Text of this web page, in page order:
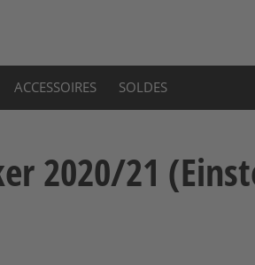
ACCESSOIRES SOLDES
2020/21